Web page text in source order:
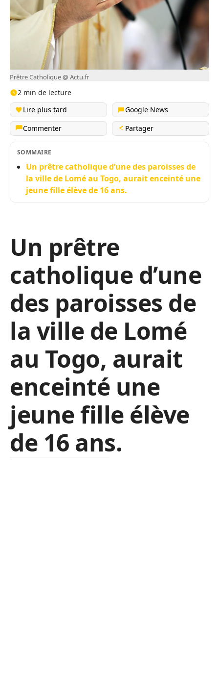
Prêtre Catholique @ Actu.fr
2 min de lecture
Lire plus tard
Google News
Commenter
Partager
SOMMAIRE
Un prêtre catholique d’une des paroisses de
la ville de Lomé au Togo, aurait enceinté une
jeune fille élève de 16 ans.
Un prêtre
catholique d’une
des paroisses de
la ville de Lomé
au Togo, aurait
enceinté une
jeune fille élève
de 16 ans.